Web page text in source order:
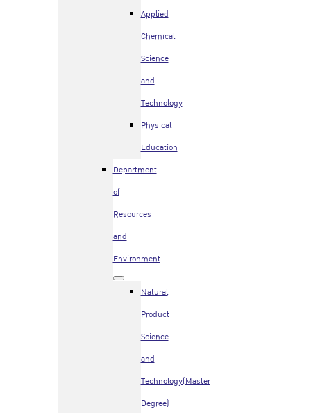
Applied
Chemical
Science
and
Technology
Physical
Education
Department
of
Resources
and
Environment
Natural
Product
Science
and
Technology(Master
Degree)